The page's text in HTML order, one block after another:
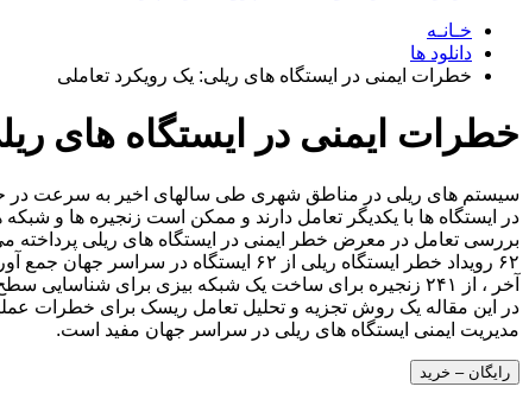
خـانـه
دانلود ها
خطرات ایمنی در ایستگاه های ریلی: یک رویکرد تعاملی
خطرات ایمنی در ایستگاه های
سیستم های ریلی در مناطق شهری طی سالهای اخیر به سرعت در
در ایستگاه ها با یکدیگر تعامل دارند و ممکن است زنجیره ها و
بررسی تعامل در معرض خطر ایمنی در ایستگاه های ریلی پرداخته
در این مقاله یک روش تجزیه و تحلیل تعامل ریسک برای خطرات
مدیریت ایمنی ایستگاه های ریلی در سراسر جهان مفید است.
رایگان – خرید